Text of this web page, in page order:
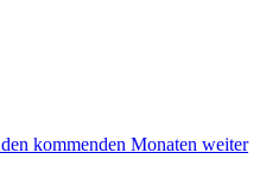
kommenden Monaten weiter